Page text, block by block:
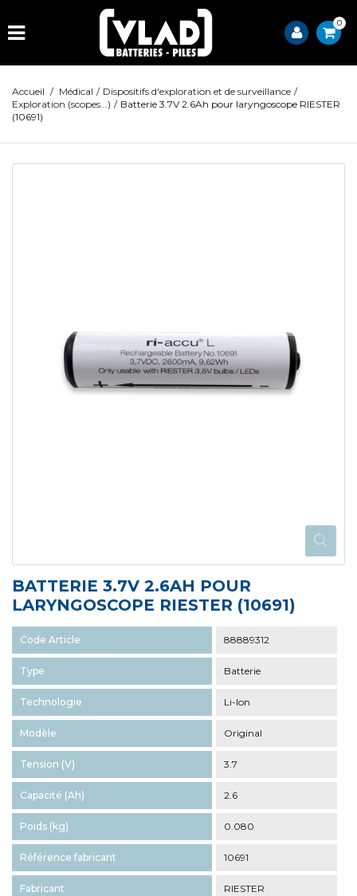
0
Accueil / Médical / Dispositifs d'exploration et de surveillance /
Exploration (scopes...) / Batterie 3.7V 2.6Ah pour laryngoscope RIESTER
(10691)
BATTERIE 3.7V 2.6AH POUR
LARYNGOSCOPE RIESTER (10691)
Code Article 88889312
Type Batterie
Technologie Li-Ion
Modèle Original
Tension (V) 3.7
Capacité (Ah) 2.6
Poids (kg) 0.080
Référence fabricant 10691
Fabricant RIESTER